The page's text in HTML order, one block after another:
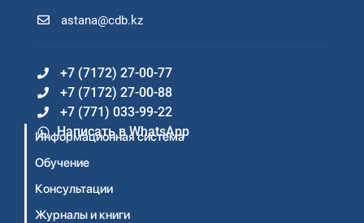
astana@cdb.kz
+7 (7172) 27-00-77
+7 (7172) 27-00-88
+7 (771) 033-99-22
Написать в WhatsApp
Информационная система
Обучение
Консультации
Журналы и книги